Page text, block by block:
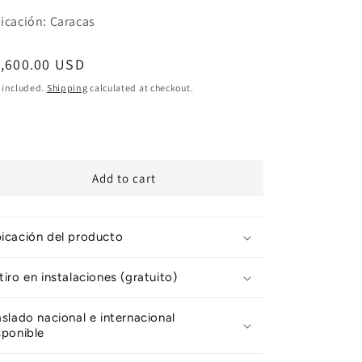
Caracas
USD
included. Shipping calculated at checkout.
Add to cart
del producto
en instalaciones (gratuito)
nacional e internacional